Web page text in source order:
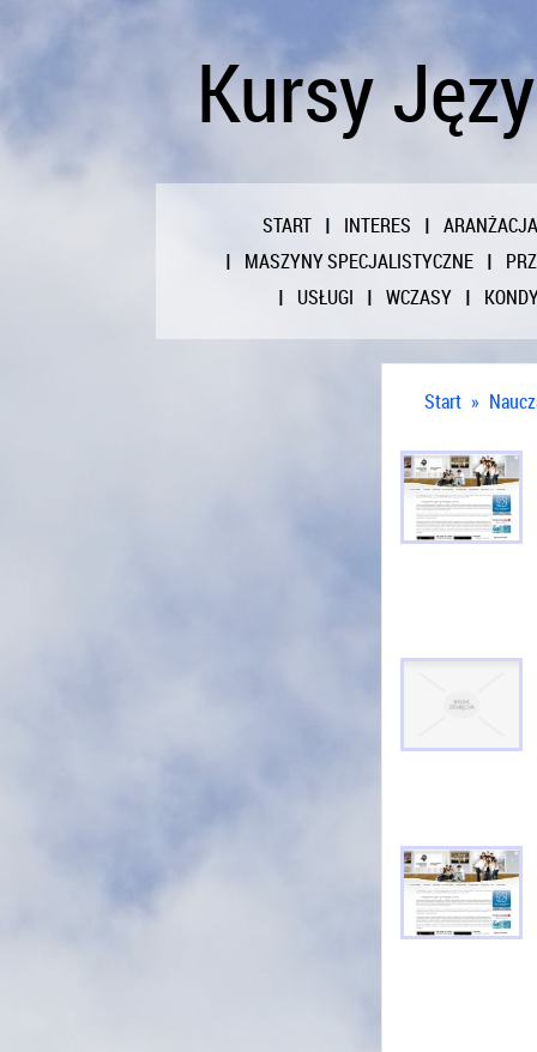
Kursy
START INTERES
ARANŻACJA
MASZYNY SPECJALISTYCZNE
USŁUGI
WCZASY
Start »